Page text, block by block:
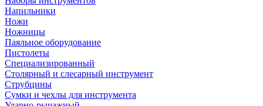
Напильники
Ножи
Ножницы
Паяльное оборудование
Пистолеты
Специализированный
Столярный и слесарный инструмент
Струбцины
Сумки и чехлы для инструмента